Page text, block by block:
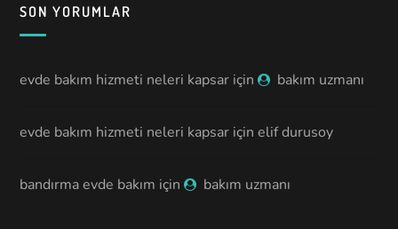
SON YORUMLAR
evde bakım hizmeti neleri kapsar için bakım uzmanı
evde bakım hizmeti neleri kapsar içinelif durusoy
bandırma evde bakım için bakım uzmanı